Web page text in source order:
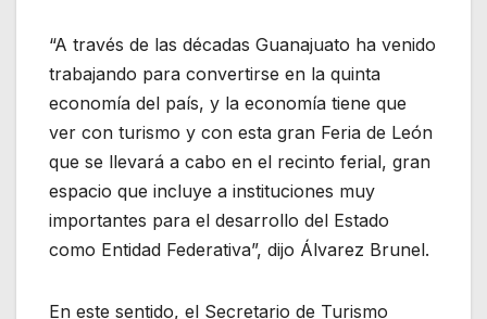
“A través de las décadas Guanajuato ha venido
trabajando para convertirse en la quinta
economía del país, y la economía tiene que
ver con turismo y con esta gran Feria de León
que se llevará a cabo en el recinto ferial, gran
espacio que incluye a instituciones muy
importantes para el desarrollo del Estado
como Entidad Federativa”, dijo Álvarez Brunel.
En este sentido, el Secretario de Turismo